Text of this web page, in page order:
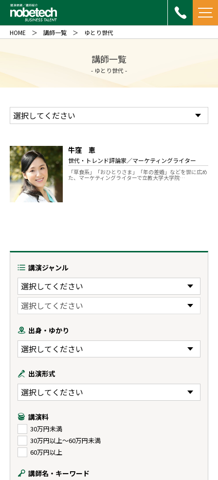
講師一覧
- ゆとり世代 -
HOME 講師一覧 ゆとり世代
牛窪 恵
世代・トレンド評論家／マーケティングライター
「草食系」「おひとりさま」「年の差婚」などを世に広め
た、マーケティングライターで立教大学大学院…
講演ジャンル
出身・ゆかり
出演形式
講演料
30万円未満
30万円以上〜60万円未満
60万円以上
講師名・キーワード